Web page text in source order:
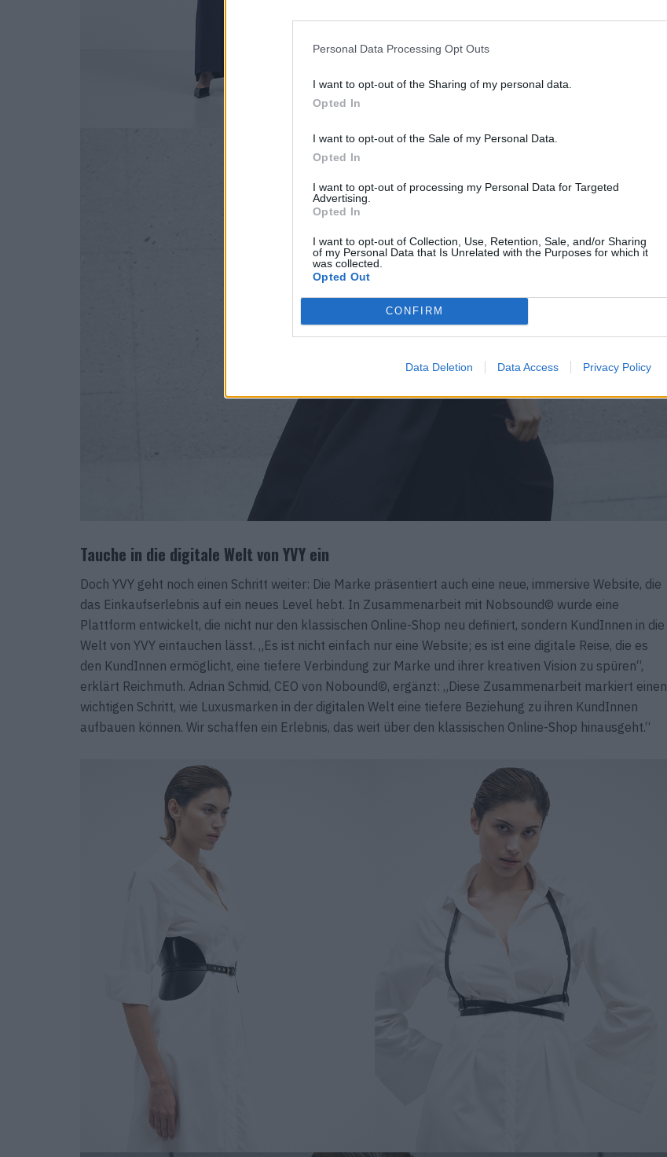
Personal Data Processing Opt Outs
I want to opt-out of the Sharing of my personal data.
Opted In
I want to opt-out of the Sale of my Personal Data.
Opted In
I want to opt-out of processing my Personal Data for Targeted
Advertising.
Opted In
I want to opt-out of Collection, Use, Retention, Sale, and/or Sharing
of my Personal Data that Is Unrelated with the Purposes for which it
was collected.
Opted Out
CONFIRM
Data Deletion Data Access Privacy Policy
Tauche in die digitale Welt von YVY ein
Doch YVY geht noch einen Schritt weiter: Die Marke präsentiert auch eine neue, immersive Website, die
das Einkaufserlebnis auf ein neues Level hebt. In Zusammenarbeit mit Nobsound© wurde eine
Plattform entwickelt, die nicht nur den klassischen Online-Shop neu definiert, sondern KundInnen in die
Welt von YVY eintauchen lässt. „Es ist nicht einfach nur eine Website; es ist eine digitale Reise, die es
den KundInnen ermöglicht, eine tiefere Verbindung zur Marke und ihrer kreativen Vision zu spüren“,
erklärt Reichmuth. Adrian Schmid, CEO von Nobound©, ergänzt: „Diese Zusammenarbeit markiert einen
wichtigen Schritt, wie Luxusmarken in der digitalen Welt eine tiefere Beziehung zu ihren KundInnen
aufbauen können. Wir schaffen ein Erlebnis, das weit über den klassischen Online-Shop hinausgeht.“